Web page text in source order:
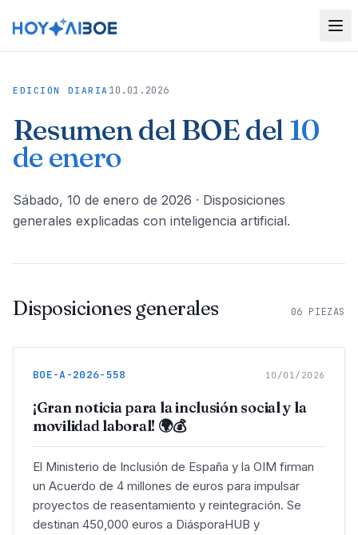
EDICIÓN DIARIA 10.01.2026
Resumen del BOE del 10
de enero
sábado, 10 de enero de 2026 · Disposiciones
generales explicadas con inteligencia artificial.
Disposiciones generales 06 PIEZAS
BOE-A-2026-558 10/01/2026
¡Gran noticia para la inclusión social y la
movilidad laboral! 🌍💰
El Ministerio de Inclusión de España y la OIM firman
un Acuerdo de 4 millones de euros para impulsar
proyectos de reasentamiento y reintegración. Se
destinan 450,000 euros a DiásporaHUB y